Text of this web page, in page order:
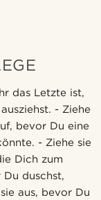
das Letzte ist,
- Ziehe
bevor Du eine
- Ziehe sie
Dich zum
duschst,
aus, bevor Du